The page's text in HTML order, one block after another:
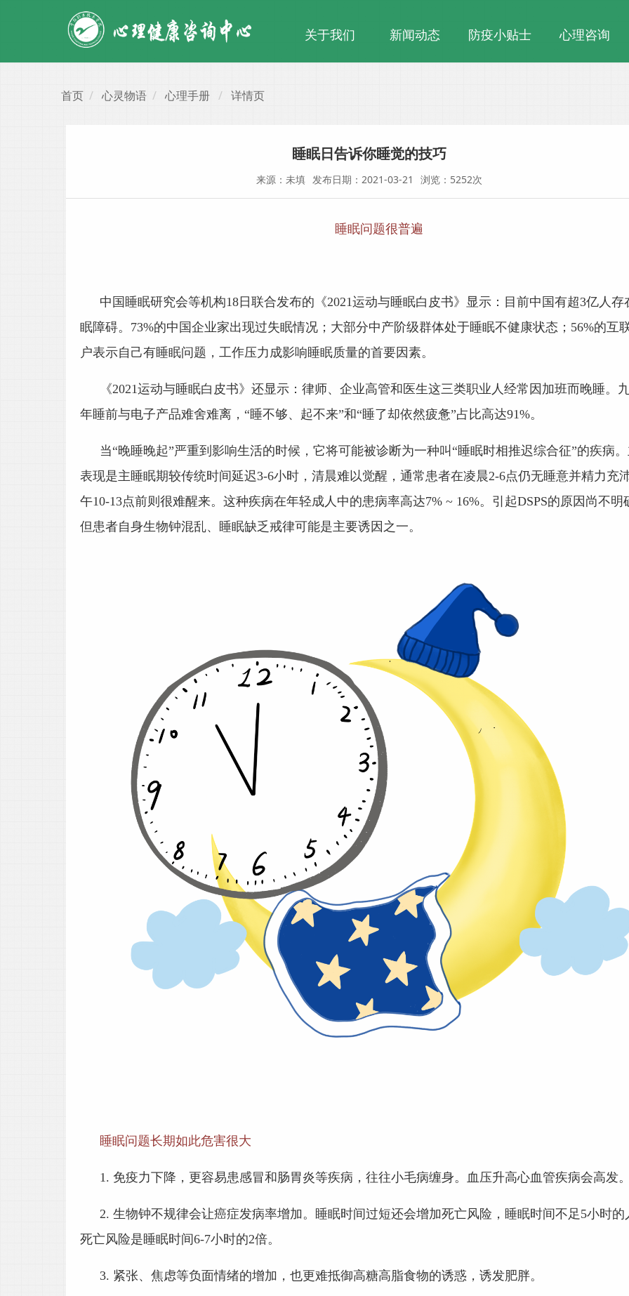
关于我们 新闻动态 防疫小贴士 心理咨询
首页 心灵物语 心理手册 详情页
睡眠日告诉你睡觉的技巧
来源：未填 发布日期：2021-03-21 浏览：5252次
睡眠问题很普遍
中国睡眠研究会等机构18日联合发布的《2021运动与睡眠白皮书》显示：目前中国有超3亿人存
眠障碍。73%的中国企业家出现过失眠情况；大部分中产阶级群体处于睡眠不健康状态；56%的互
户表示自己有睡眠问题，工作压力成影响睡眠质量的首要因素。
《2021运动与睡眠白皮书》还显示：律师、企业高管和医生这三类职业人经常因加班而晚睡。
年睡前与电子产品难舍难离，“睡不够、起不来”和“睡了却依然疲惫”占比高达91%。
当“晚睡晚起”严重到影响生活的时候，它将可能被诊断为一种叫“睡眠时相推迟综合征”的疾病
表现是主睡眠期较传统时间延迟3-6小时，清晨难以觉醒，通常患者在凌晨2-6点仍无睡意并精力充
午10-13点前则很难醒来。这种疾病在年轻成人中的患病率高达7% ~ 16%。引起DSPS的原因尚不明
但患者自身生物钟混乱、睡眠缺乏戒律可能是主要诱因之一。
睡眠问题长期如此危害很大
1. 免疫力下降，更容易患感冒和肠胃炎等疾病，往往小毛病缠身。血压升高心血管疾病会高发
2. 生物钟不规律会让癌症发病率增加。睡眠时间过短还会增加死亡风险，睡眠时间不足5小时的
死亡风险是睡眠时间6-7小时的2倍。
3. 紧张、焦虑等负面情绪的增加，也更难抵御高糖高脂食物的诱惑，诱发肥胖。